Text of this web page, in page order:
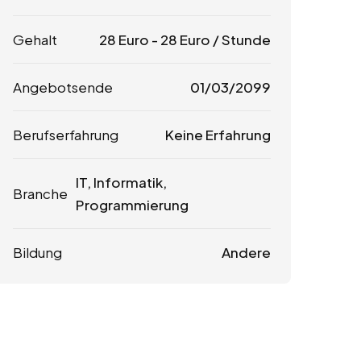
Gehalt 28 Euro - 28 Euro / Stunde
Angebotsende 01/03/2099
Berufserfahrung Keine Erfahrung
Branche
IT, Informatik,
Programmierung
Bildung Andere